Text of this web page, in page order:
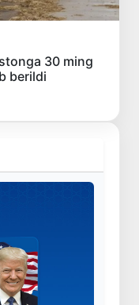
30 ming
berildi